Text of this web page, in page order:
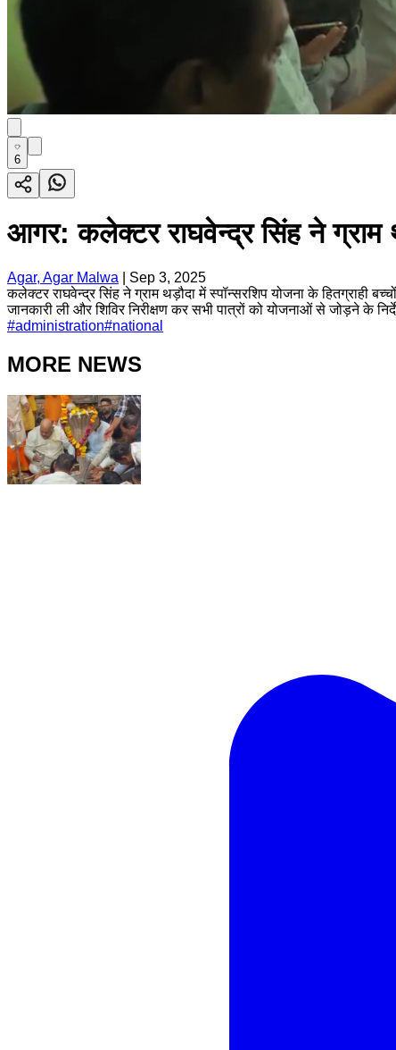
6
आगर: कलेक्टर राघवेन्द्र सिंह ने ग्राम
Agar, Agar Malwa
Sep 3, 2025
कलेक्टर राघवेन्द्र सिंह ने ग्राम थड़ौदा में स्पॉन्सरशिप योजना के हितग्राही
जानकारी ली और शिविर निरीक्षण कर सभी पात्रों को योजनाओं से जोड़ने के
#administration#national
MORE NEWS